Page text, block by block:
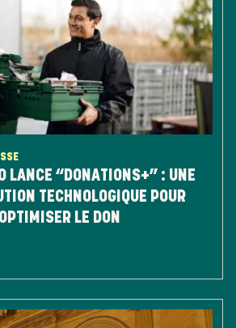
LANCE “DONATIONS+” : UNE
TECHNOLOGIQUE POUR
LE DON